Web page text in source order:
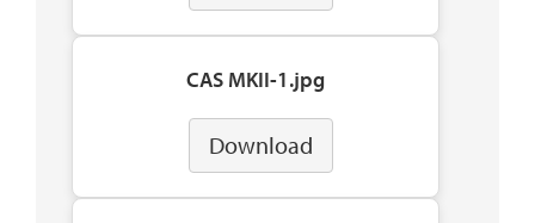
CAS MKII-1.jpg
Download